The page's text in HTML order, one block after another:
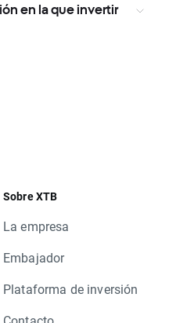
en la que invertir
Sobre XTB
La empresa
Embajador
Plataforma de inversión